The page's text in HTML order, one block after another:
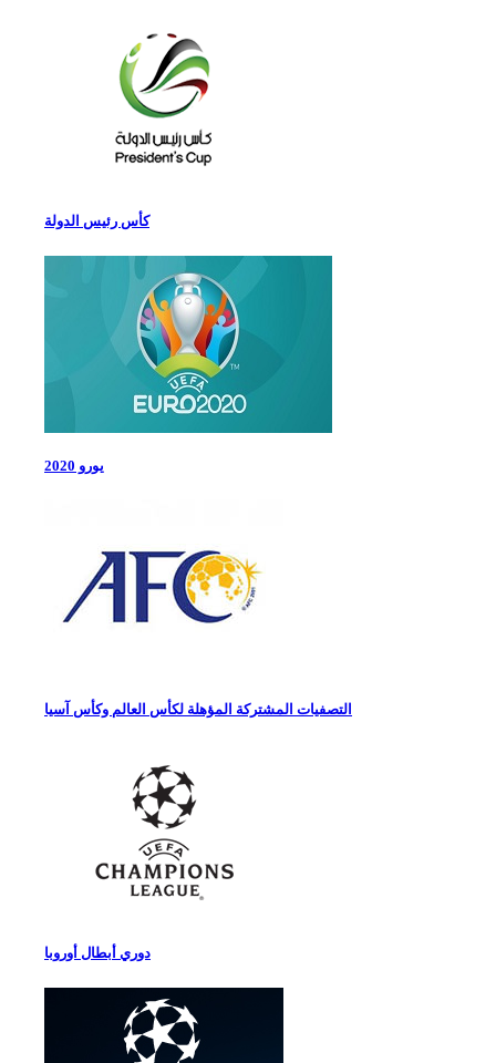
كأس رئيس الدولة
يورو 2020
التصفيات المشتركة المؤهلة لكأس العالم وكأس آسيا
دوري أبطال أوروبا